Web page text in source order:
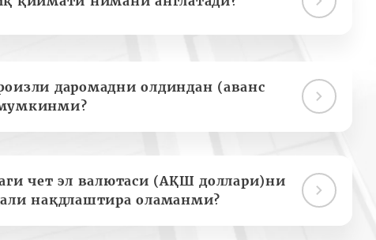
даромадни олдиндан (аванс
чет эл валютаси (АҚШ доллари)ни
нақдлаштира оламанми?